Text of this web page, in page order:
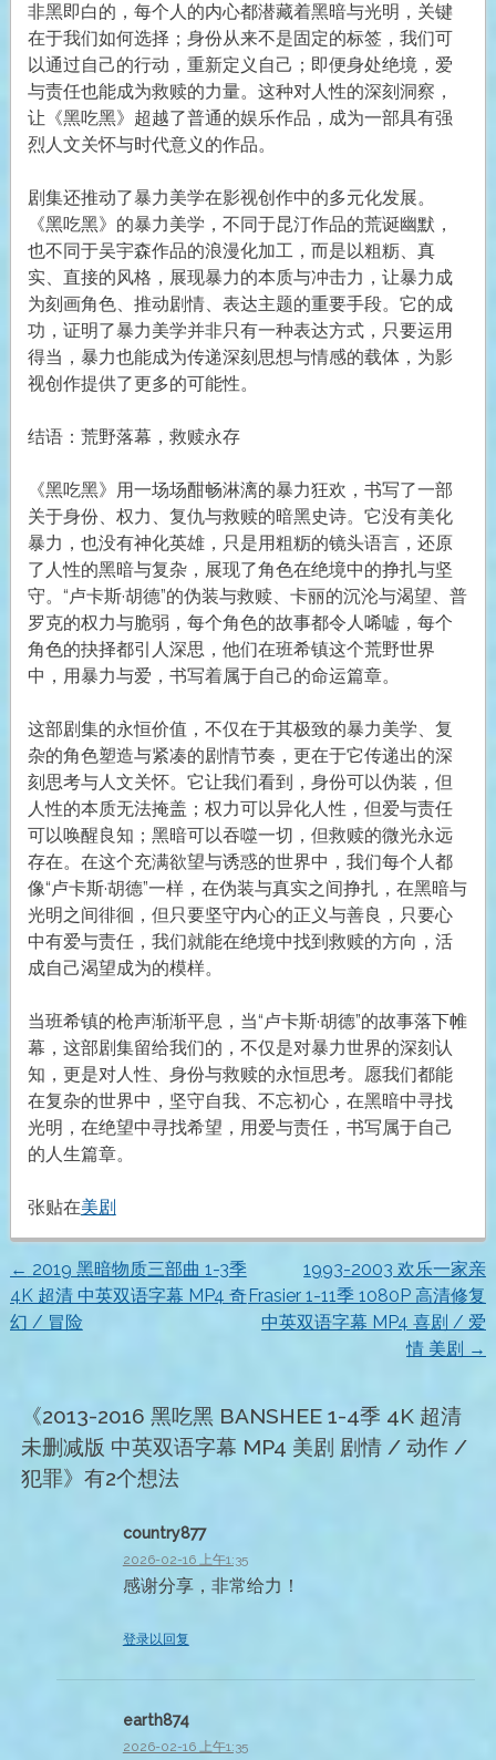
非黑即白的，每个人的内心都潜藏着黑暗与光明，关键
在于我们如何选择；身份从来不是固定的标签，我们可
以通过自己的行动，重新定义自己；即便身处绝境，爱
与责任也能成为救赎的力量。这种对人性的深刻洞察，
让《黑吃黑》超越了普通的娱乐作品，成为一部具有强
烈人文关怀与时代意义的作品。
剧集还推动了暴力美学在影视创作中的多元化发展。
《黑吃黑》的暴力美学，不同于昆汀作品的荒诞幽默，
也不同于吴宇森作品的浪漫化加工，而是以粗粝、真
实、直接的风格，展现暴力的本质与冲击力，让暴力成
为刻画角色、推动剧情、表达主题的重要手段。它的成
功，证明了暴力美学并非只有一种表达方式，只要运用
得当，暴力也能成为传递深刻思想与情感的载体，为影
视创作提供了更多的可能性。
结语：荒野落幕，救赎永存
《黑吃黑》用一场场酣畅淋漓的暴力狂欢，书写了一部
关于身份、权力、复仇与救赎的暗黑史诗。它没有美化
暴力，也没有神化英雄，只是用粗粝的镜头语言，还原
了人性的黑暗与复杂，展现了角色在绝境中的挣扎与坚
守。“卢卡斯·胡德”的伪装与救赎、卡丽的沉沦与渴望、普
罗克的权力与脆弱，每个角色的故事都令人唏嘘，每个
角色的抉择都引人深思，他们在班希镇这个荒野世界
中，用暴力与爱，书写着属于自己的命运篇章。
这部剧集的永恒价值，不仅在于其极致的暴力美学、复
杂的角色塑造与紧凑的剧情节奏，更在于它传递出的深
刻思考与人文关怀。它让我们看到，身份可以伪装，但
人性的本质无法掩盖；权力可以异化人性，但爱与责任
可以唤醒良知；黑暗可以吞噬一切，但救赎的微光永远
存在。在这个充满欲望与诱惑的世界中，我们每个人都
像“卢卡斯·胡德”一样，在伪装与真实之间挣扎，在黑暗与
光明之间徘徊，但只要坚守内心的正义与善良，只要心
中有爱与责任，我们就能在绝境中找到救赎的方向，活
成自己渴望成为的模样。
当班希镇的枪声渐渐平息，当“卢卡斯·胡德”的故事落下帷
幕，这部剧集留给我们的，不仅是对暴力世界的深刻认
知，更是对人性、身份与救赎的永恒思考。愿我们都能
在复杂的世界中，坚守自我、不忘初心，在黑暗中寻找
光明，在绝望中寻找希望，用爱与责任，书写属于自己
的人生篇章。
张贴在美剧
文
章
航
← 2019 黑暗物质三部曲 1-3季
4K 超清 中英双语字幕 MP4 奇
幻 / 冒险
1993-2003 欢乐一家亲
Frasier 1-11季 1080P 高清修复
中英双语字幕 MP4 喜剧 / 爱
情 美剧 →
《2013-2016 黑吃黑 BANSHEE 1-4季 4K 超清
未删减版 中英双语字幕 MP4 美剧 剧情 / 动作 /
犯罪》有2个想法
country877
2026-02-16 上午1:35
感谢分享，非常给力！
登录以回复
earth874
2026-02-16 上午1:35